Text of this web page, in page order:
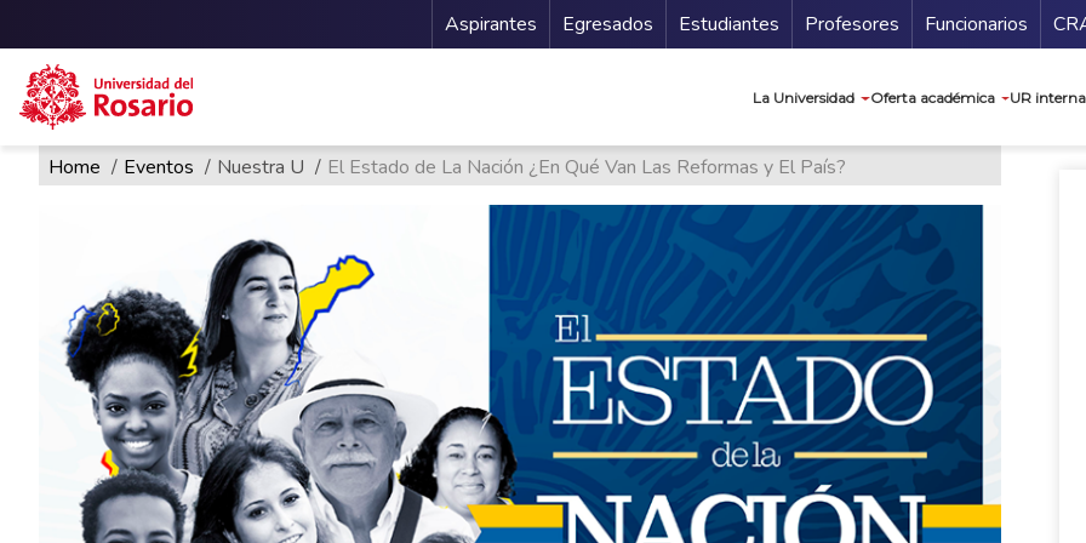
Pasar al contenido principal
Menu Secundario
Aspirantes Egresados Estudiantes Profesores Funcionarios
La Universidad Oferta académica UR
Ruta de navegación
Home Eventos Nuestra U El Estado de La Nación ¿En Qué Van Las Reformas y El País?